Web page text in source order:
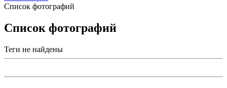
Список фотографий
Список фотографий
Теги не найдены